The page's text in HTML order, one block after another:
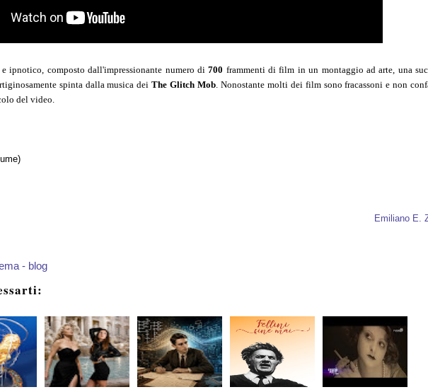
ipnotico, composto dall'impressionante numero di700 frammenti di film in un montaggio ad arte, una
spinta dalla musica deiThe Glitch Mob . Nonostante molti dei film sono fracassoni e non
del video.
Emiliano E.
- blog